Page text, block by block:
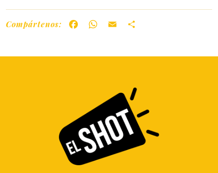
Compártenos: FacebookWhatsApp
Email